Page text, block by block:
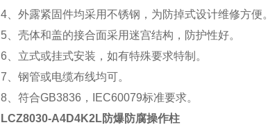
4、外露紧固件均采用不锈钢，为防掉式设计维修方便。
5、壳体和盖的接合面采用迷宫结构，防护性好。
6 、立式或挂式安装，如有特殊要求特制。
7 、钢管或电缆布线均可。
8、符合GB3836，IEC60079标准要求。
LCZ8030-A4D4K2L防爆防腐操作柱